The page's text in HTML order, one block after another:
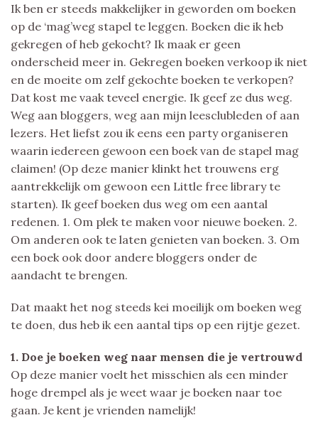
Ik ben er steeds makkelijker in geworden om boeken
op de ‘mag’weg stapel te leggen. Boeken die ik heb
gekregen of heb gekocht? Ik maak er geen
onderscheid meer in. Gekregen boeken verkoop ik niet
en de moeite om zelf gekochte boeken te verkopen?
Dat kost me vaak teveel energie. Ik geef ze dus weg.
Weg aan bloggers, weg aan mijn leesclubleden of aan
lezers. Het liefst zou ik eens een party organiseren
waarin iedereen gewoon een boek van de stapel mag
claimen! (Op deze manier klinkt het trouwens erg
aantrekkelijk om gewoon een Little free library te
starten). Ik geef boeken dus weg om een aantal
redenen. 1. Om plek te maken voor nieuwe boeken. 2.
Om anderen ook te laten genieten van boeken. 3. Om
een boek ook door andere bloggers onder de
aandacht te brengen.
Dat maakt het nog steeds kei moeilijk om boeken weg
te doen, dus heb ik een aantal tips op een rijtje gezet.
1. Doe je boeken weg naar mensen die je vertrouwd
Op deze manier voelt het misschien als een minder
hoge drempel als je weet waar je boeken naar toe
gaan. Je kent je vrienden namelijk!